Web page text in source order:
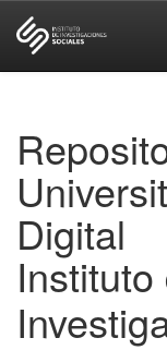
Digital
Instituto